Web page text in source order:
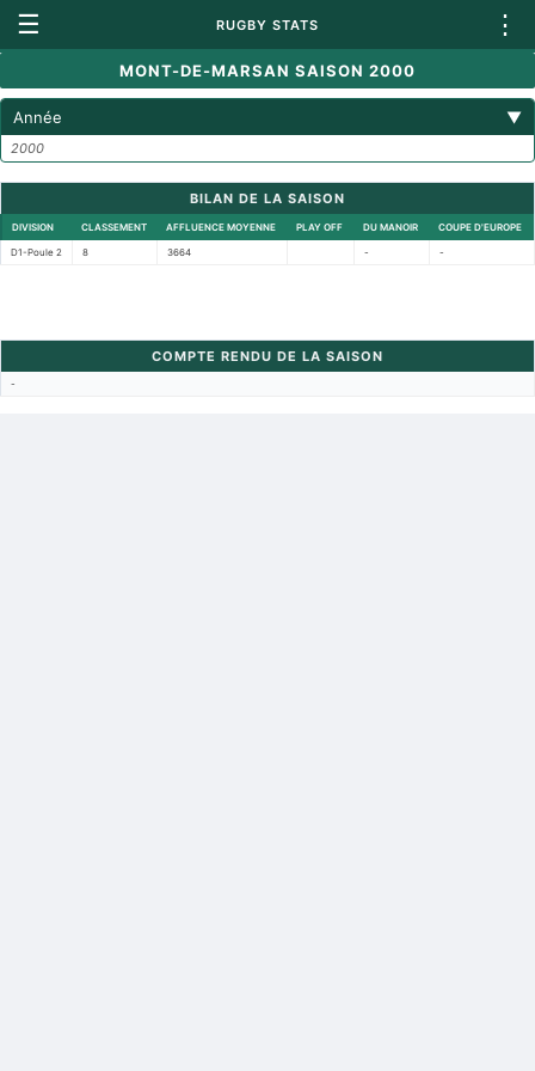
☰ RUGBY STATS ⋮
MONT-DE-MARSAN SAISON 2000
Année ▼
2000
BILAN DE LA SAISON
DIVISION CLASSEMENT AFFLUENCE MOYENNE PLAY OFF DU MANOIR COUPE D'EUROPE
D1-Poule 2 8 3664 - -
COMPTE RENDU DE LA SAISON
-